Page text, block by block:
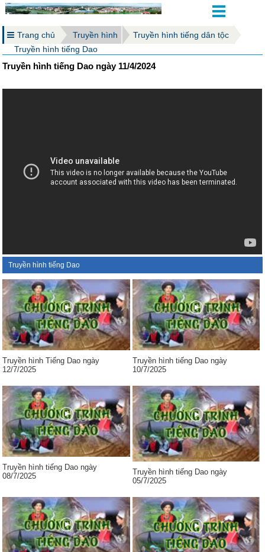
Trang chủ Truyền hình
Truyền hình tiếng dân tộc
Truyền hình tiếng Dao
Truyền hình tiếng Dao ngày 11/4/2024
Truyền hình tiếng Dao
Truyền hình Tiếng Dao ngày
12/7/2025
Truyền hình tiếng Dao ngày
10/7/2025
Truyền hình tiếng Dao ngày
08/7/2025
Truyền hình tiếng Dao ngày
05/7/2025